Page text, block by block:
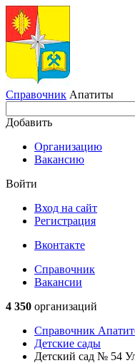
Справочник Апатиты
Добавить
Организацию
Вакансию
Войти
Вход на сайт
Регистрация
Вконтакте
Справочник
Вакансии
4 350 организаций
Справочник
Детские сады
Детский сад № 54